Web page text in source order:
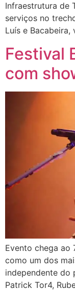
Infraestrutura de
serviços no
Luís e
Festival
com
Evento chega ao
como um dos
independente do
Patrick Tor4,